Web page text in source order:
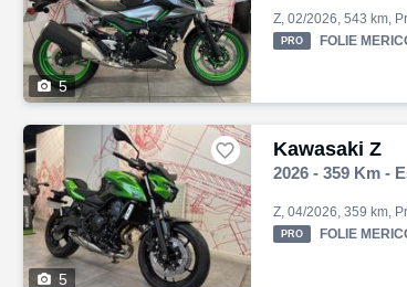
 5
PRO FOLIE
 5
Kawasaki Z

2026 - 359 Km -
PRO FOLIE